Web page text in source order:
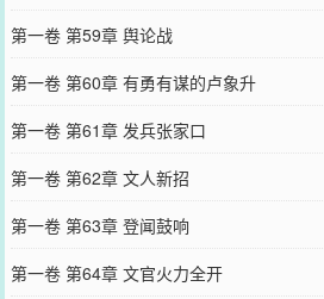
第一卷 第59章 舆论战
第一卷 第60章 有勇有谋的卢象升
第一卷 第61章 发兵张家口
第一卷 第62章 文人新招
第一卷 第63章 登闻鼓响
第一卷 第64章 文官火力全开